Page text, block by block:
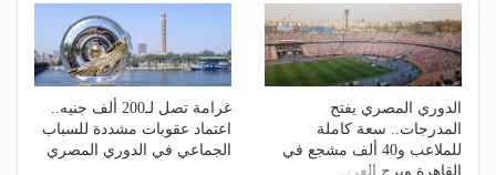
الدوري المصري يفتح
المدرجات.. سعة كاملة
للملاعب و40 ألف مشجع في
القاهرة وبرج العرب
غرامة تصل لـ200 ألف جنيه..
اعتماد عقوبات مشددة للسباب
الجماعي في الدوري المصري